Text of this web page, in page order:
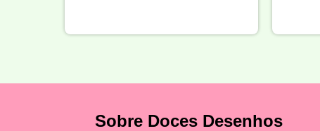
Sobre Doces Desenhos